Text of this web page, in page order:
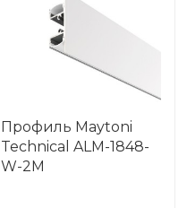
Профиль Maytoni
Technical ALM-1848-
W-2M